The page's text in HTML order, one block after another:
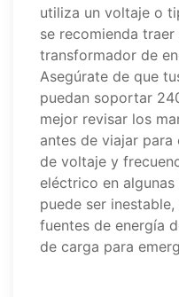
utiliza un voltaje o
se recomienda
transformador de
Asegúrate de que
puedan soportar
mejor revisar los
antes de viajar
de voltaje y
eléctrico en
puede ser
fuentes de energía
de carga para